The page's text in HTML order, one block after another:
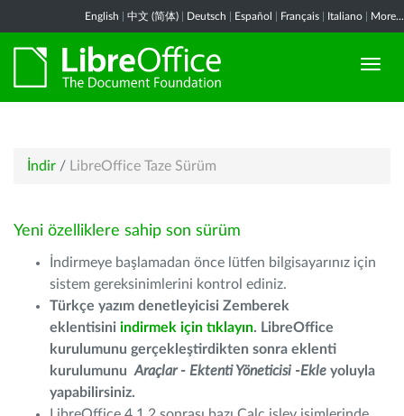
English 中文 (简体) Deutsch Español Français Italiano More...
İndir / LibreOffice Taze Sürüm
Yeni özelliklere sahip son sürüm
İndirmeye başlamadan önce lütfen bilgisayarınız için
sistem gereksinimlerini kontrol ediniz.
Türkçe yazım denetleyicisi Zemberek
eklentisini indirmek için tıklayın. LibreOffice
kurulumunu gerçekleştirdikten sonra eklenti
kurulumunu Araçlar - Ektenti Yöneticisi -Ekle yoluyla
yapabilirsiniz.